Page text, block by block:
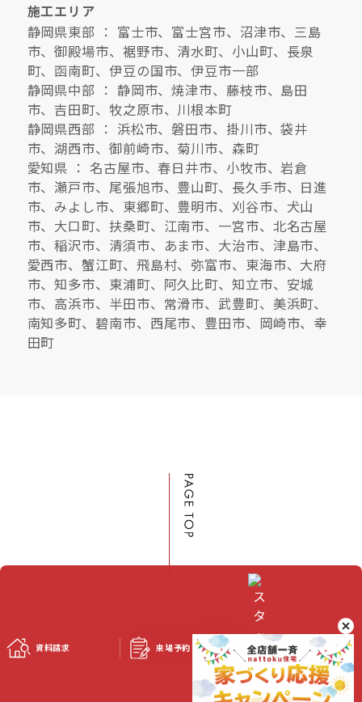
施工エリア
静岡県東部 ： 富士市、富士宮市、沼津市、三島
市、御殿場市、裾野市、清水町、小山町、長泉
町、函南町、伊豆の国市、伊豆市一部
静岡県中部 ： 静岡市、焼津市、藤枝市、島田
市、吉田町、牧之原市、川根本町
静岡県西部 ： 浜松市、磐田市、掛川市、袋井
市、湖西市、御前崎市、菊川市、森町
愛知県 ： 名古屋市、春日井市、小牧市、岩倉
市、瀬戸市、尾張旭市、豊山町、長久手市、日進
市、みよし市、東郷町、豊明市、刈谷市、犬山
市、大口町、扶桑町、江南市、一宮市、北名古屋
市、稲沢市、清須市、あま市、大治市、津島市、
愛西市、蟹江町、飛島村、弥富市、東海市、大府
市、知多市、東浦町、阿久比町、知立市、安城
市、高浜市、半田市、常滑市、武豊町、美浜町、
南知多町、碧南市、西尾市、豊田市、岡崎市、幸
田町
資料請求 来場予約 スタッフブログ